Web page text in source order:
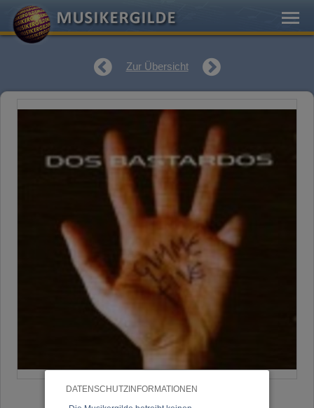
DATENSCHUTZINFORMATIONEN
Zur Übersicht